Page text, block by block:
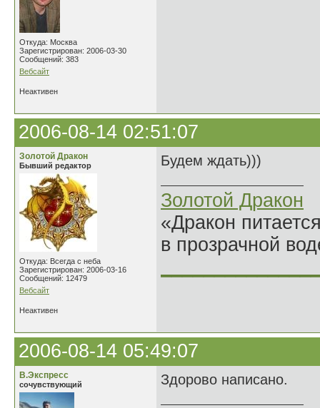
Откуда: Москва
Зарегистрирован: 2006-03-30
Сообщений: 383
Вебсайт
Неактивен
2006-08-14 02:51:07
Золотой Дракон
Бывший редактор
Откуда: Всегда с неба
Зарегистрирован: 2006-03-16
Сообщений: 12479
Вебсайт
Будем ждать)))
Золотой Дракон
«Дракон
в прозрачной
Неактивен
2006-08-14 05:49:07
В.Экспресс
сочувствующий Здорово написано.